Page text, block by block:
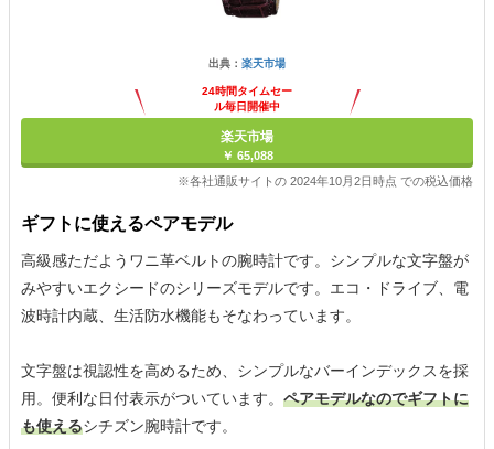
出典： 楽天市場
24時間タイムセー
ル毎日開催中
楽天市場
￥ 65,088
※各社通販サイトの 2024年10月2日時点 での税込価格
ギフトに使えるペアモデル
高級感ただようワニ革ベルトの腕時計です。シンプルな文字盤が
みやすいエクシードのシリーズモデルです。エコ・ドライブ、電
波時計内蔵、生活防水機能もそなわっています。
文字盤は視認性を高めるため、シンプルなバーインデックスを採
用。便利な日付表示がついています。 ペアモデルなのでギフトに
も使えるシチズン腕時計です。